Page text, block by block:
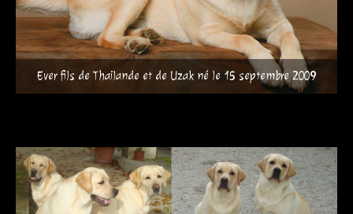
Ever fils de Thailande et de Uzak né le 15 septembre 2009